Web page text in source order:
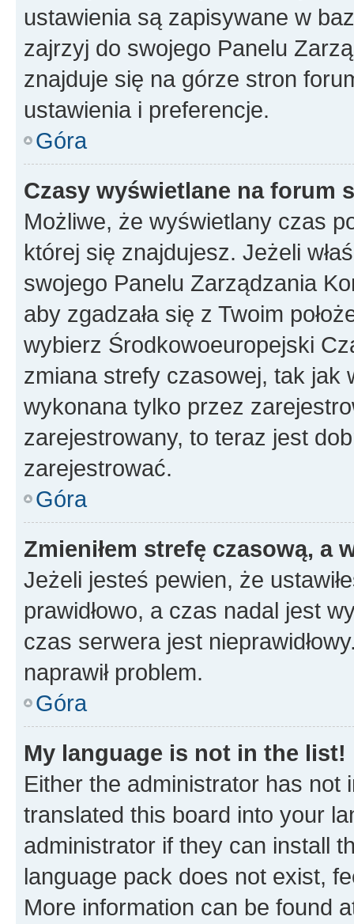
ustawienia są zapisywane w
zajrzyj do swojego Panelu
znajduje się na górze stron
ustawienia i preferencje.
Góra
Czasy wyświetlane na forum
Możliwe, że wyświetlany czas
której się znajdujesz. Jeżeli
swojego Panelu Zarządzania
aby zgadzała się z Twoim
wybierz Środkowoeuropejski
zmiana strefy czasowej, tak jak
wykonana tylko przez
zarejestrowany, to teraz jest
zarejestrować.
Góra
Zmieniłem strefę czasową, a
Jeżeli jesteś pewien, że
prawidłowo, a czas nadal jest
czas serwera jest
naprawił problem.
Góra
My language is not in the list!
Either the administrator has not
translated this board into your
administrator if they can install
language pack does not exist,
More information can be found